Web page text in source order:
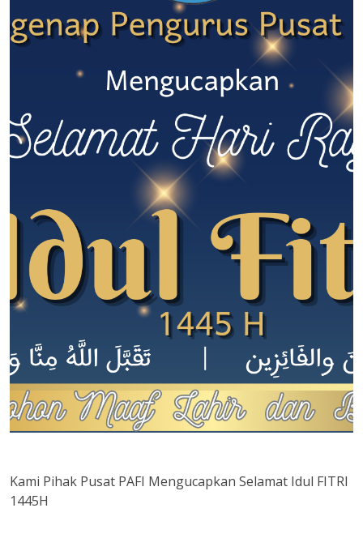
Kami Pihak Pusat PAFI Mengucapkan Selamat Idul FITRI
1445H